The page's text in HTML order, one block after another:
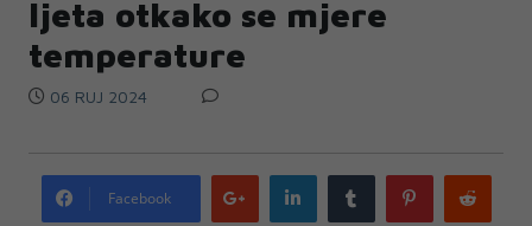
ljeta otkako se mjere
temperature
06 RUJ 2024
Facebook
Google
plus
LinkedIn Tumblr Pinterest